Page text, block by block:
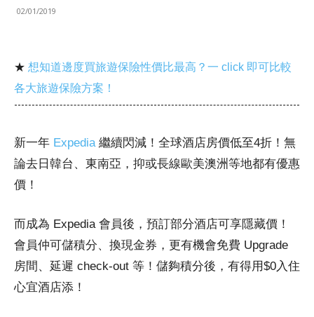
02/01/2019
★ 想知道邊度買旅遊保險性價比最高？一 click 即可比較
各大旅遊保險方案！
新一年 Expedia 繼續閃減！全球酒店房價低至4折！無
論去日韓台、東南亞，抑或長線歐美澳洲等地都有優惠
價！
而成為 Expedia 會員後，預訂部分酒店可享隱藏價！
會員仲可儲積分、換現金券，更有機會免費 Upgrade
房間、延遲 check-out 等！儲夠積分後，有得用$0入住
心宜酒店添！